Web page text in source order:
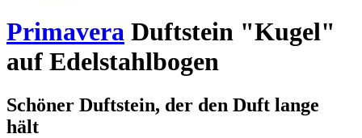
Primavera Duftstein "Kugel"
auf Edelstahlbogen
Schöner Duftstein, der den Duft lange
hält